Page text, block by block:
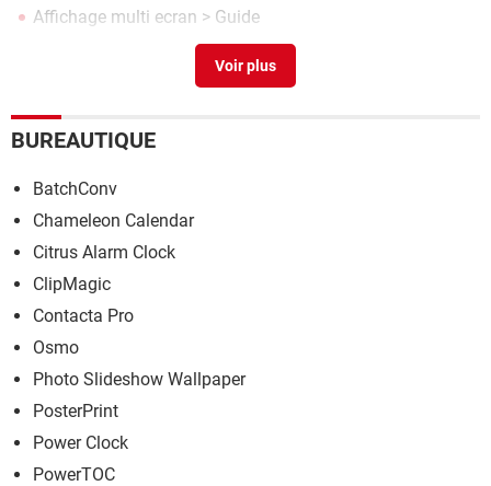
Affichage multi ecran > Guide
Pokémon SoulSilver multi exp>Forum Jeux vidéo
BUREAUTIQUE
BatchConv
Chameleon Calendar
Citrus Alarm Clock
ClipMagic
Contacta Pro
Osmo
Photo Slideshow Wallpaper
PosterPrint
Power Clock
PowerTOC